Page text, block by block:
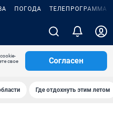
ПОГОДА ТЕЛЕПРОГРАММА
свое
Согласен
Где отдохнуть этим летом